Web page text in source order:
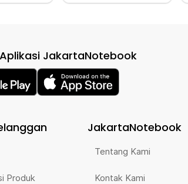
JakartaNotebook
Produk
JakartaNotebook
Tentang Kami
Kontak Kami